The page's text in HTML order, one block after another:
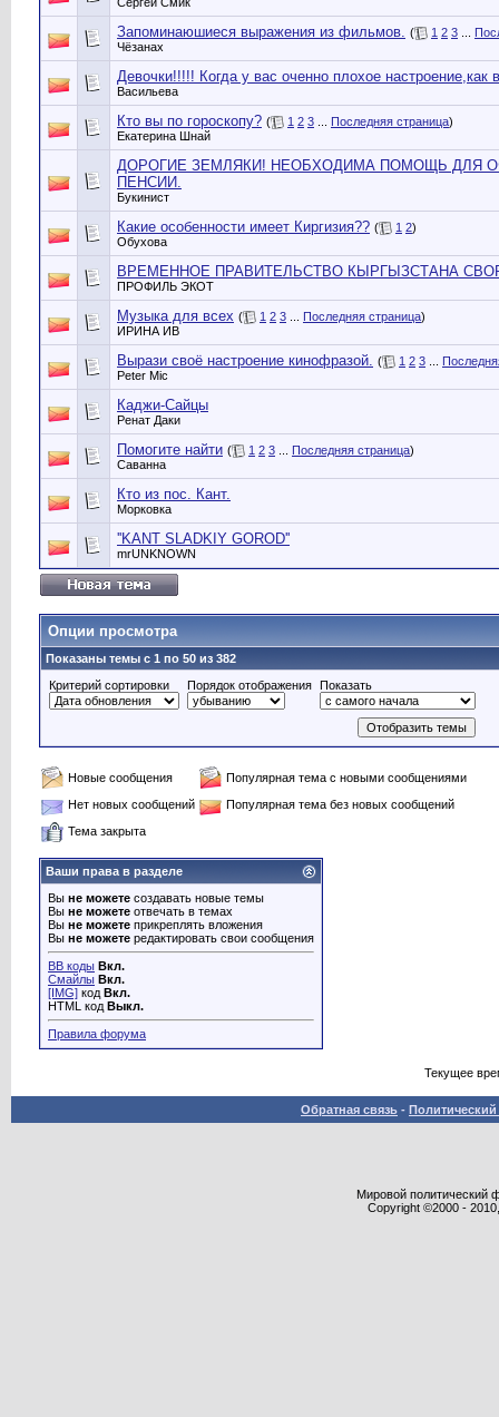
Запоминаюшиеся выражения из фильмов. ( 1 2 3
Чёзанах
Девочки!!!!! Когда у вас оченно плохое настроение,как
Васильева
Кто вы по гороскопу? ( 1 2 3 Последняя страница)
Екатерина Шнай
ДОРОГИЕ ЗЕМЛЯКИ! НЕОБХОДИМА ПОМОЩЬ ДЛЯ
ПЕНСИИ.
Букинист
Какие особенности имеет Киргизия?? ( 1 2)
Обухова
ВРЕМЕННОЕ ПРАВИТЕЛЬСТВО КЫРГЫЗСТАНА
ПРОФИЛЬ ЭКОТ
Музыка для всех ( 1 2 3 Последняя страница)
ИРИНА ИВ
Вырази своё настроение кинофразой. ( 1 2 3
Peter Mic
Каджи-Сайцы
Ренат Даки
Помогите найти ( 1 2 3 Последняя страница)
Саванна
Кто из пос. Кант.
Морковка
''KANT SLADKIY GOROD''
mrUNKNOWN
Опции просмотра
Показаны темы с 1 по 50 из 382
Критерий сортировки
Порядок отображения Показать
Новые сообщения
Популярная тема с новыми сообщениями
Нет новых сообщений
Популярная тема без новых сообщений
Тема закрыта
Ваши права в разделе
Вы не можете создавать новые темы
Вы не можете отвечать в темах
Вы не можете прикреплять вложения
Вы не можете редактировать свои сообщения
BB коды Вкл.
Смайлы Вкл.
[IMG] код Вкл.
HTML код Выкл.
Правила форума
Текущее
Обратная связь -
Мировой политический
Copyright ©2000 -